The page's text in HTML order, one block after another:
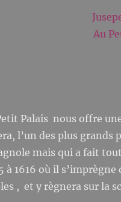
Au
Palais nous offre
l’un des plus grands
mais qui a fait
à 1616 où il s’imprègne
, et y règnera sur la